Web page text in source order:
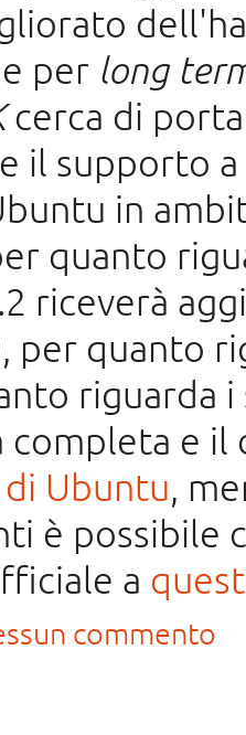
per long
cerca di
il supporto
in
quanto
riceverà
per quanto
riguarda i
completa e
Ubuntu,
è possibile
a
commento